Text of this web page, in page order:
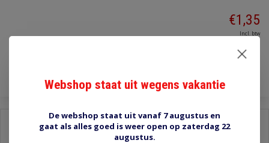
€1,35
Incl. btw
Webshop staat uit wegens vakantie
De webshop staat uit vanaf 7 augustus en
gaat als alles goed is weer open op zaterdag 22
augustus.